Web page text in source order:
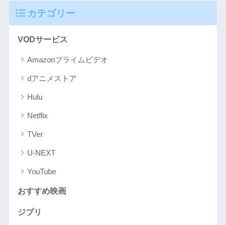
カテゴリー
VODサービス
Amazonプライムビデオ
dアニメストア
Hulu
Netflix
TVer
U-NEXT
YouTube
おすすめ映画
ジブリ